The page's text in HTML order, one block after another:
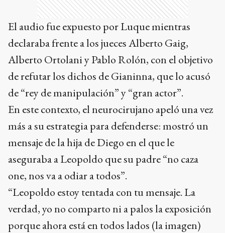
El audio fue expuesto por Luque mientras
declaraba frente a los jueces Alberto Gaig,
Alberto Ortolani y Pablo Rolón, con el objetivo
de refutar los dichos de Gianinna, que lo acusó
de “rey de manipulación” y “gran actor”.
En este contexto, el neurocirujano apeló una vez
más a su estrategia para defenderse: mostró un
mensaje de la hija de Diego en el que le
aseguraba a Leopoldo que su padre “no caza
one, nos va a odiar a todos”.
“Leopoldo estoy tentada con tu mensaje. La
verdad, yo no comparto ni a palos la exposición
porque ahora está en todos lados (la imagen)